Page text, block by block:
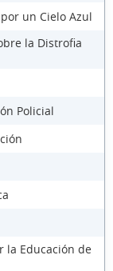
un Cielo Azul
la Distrofia
Policial
la Educación de